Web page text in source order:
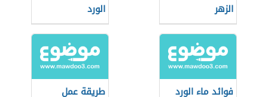
الزهر
الورد
فوائد ماء الورد
طريقة عمل